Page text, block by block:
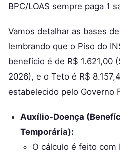
BPC/LOAS sempre paga 1
Vamos detalhar as bases
lembrando que o Piso do
benefício é de R$ 1.621,00
2026), e o Teto é R$
estabelecido pelo Governo
Auxílio-Doença
Temporária):
O cálculo é feito com